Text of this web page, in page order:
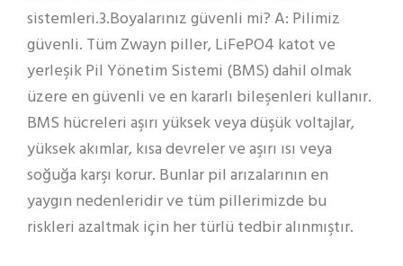
sistemleri.3.Boyalarınız güvenli mi? A: Pilimiz
güvenli. Tüm Zwayn piller, LiFePO4 katot ve
yerleşik Pil Yönetim Sistemi (BMS) dahil olmak
üzere en güvenli ve en kararlı bileşenleri kullanır.
BMS hücreleri aşırı yüksek veya düşük voltajlar,
yüksek akımlar, kısa devreler ve aşırı ısı veya
soğuğa karşı korur. Bunlar pil arızalarının en
yaygın nedenleridir ve tüm pillerimizde bu
riskleri azaltmak için her türlü tedbir alınmıştır.